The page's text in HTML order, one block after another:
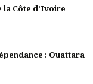
la Côte d’Ivoire
: Ouattara